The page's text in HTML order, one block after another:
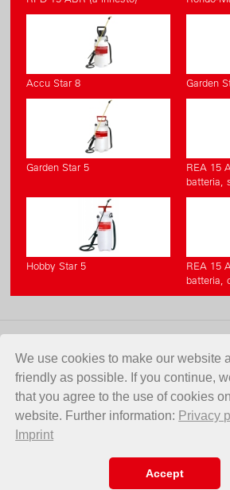
We use cookies to make our website
friendly as possible. If you continue,
that you agree to the use of cookies
website. Further information: Privacy
Imprint
Accept
Accu Star 8 Garden
Garden Star 5
REA 15
batteria,
Hobby Star 5
REA 15
batteria,
CONTATTO
Birchmeier Sprühtechnik AG
Im Stetterfeld 1
5608 Stetten
SVIZZERA
info@birchmeier.com